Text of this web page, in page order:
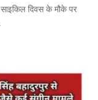
दिवस के मौके पर